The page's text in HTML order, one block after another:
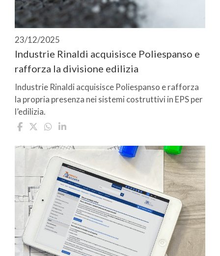
23/12/2025
Industrie Rinaldi acquisisce Poliespanso e
rafforza la divisione edilizia
Industrie Rinaldi acquisisce Poliespanso e rafforza
la propria presenza nei sistemi costruttivi in EPS per
l’edilizia.